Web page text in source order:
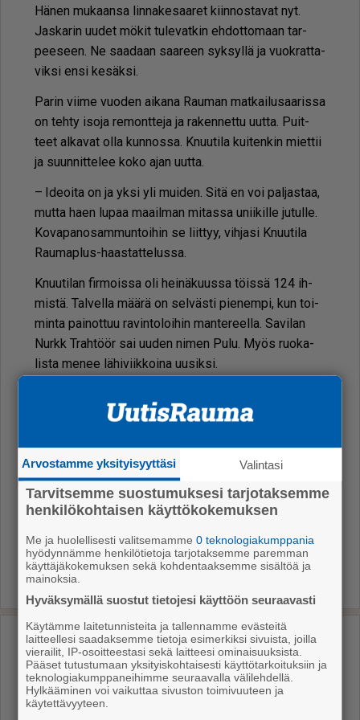
Hä­nen mu­kaan­sa lin­na­ke­saa­ret kiin­nos­ta­vat nyt.
Jas­ka­rin uu­det mö­kit tu­le­vat­kin eh­dot­to­maan tar­
pee­seen. Ne saa­daan saa­reen syk­syl­lä ja vuok­rat­ta­
vik­si en­si ke­säk­si.
Pa­rin vii­me vuo­den ai­ka­na Rau­man mat­kai­lu­saa­ris­sa
on teh­ty iso­ja re­mont­te­ja ja ra­ken­net­tu uut­ta. Puit­
teet al­ka­vat ol­la kun­nos­sa. Knuu­ti­la kui­ten­kin miet­tii
ja suun­nit­te­lee koko ajan uut­ta.
– Ide­oi­ta on ja yk­si yli mui­den. Sitä en voi pal­jas­taa,
mut­ta haen lu­paa maa­il­man mi­tas­sa unii­kil­le ju­tul­le.
Ko­va­pa­no­sam­mun­toi­hin se liit­tyy, vih­ja­si Knuu­ti­la
Rau­map­lus-haas­tat­te­lus­sa.
Knuu­ti­lan fir­mois­sa oli hei­nä­kuus­sa töis­sä 124 ih­
mis­tä. Tal­vel­la mää­rä on sel­väs­ti pie­nem­pi, kun toi­
min­ta pai­not­tuu ra­vin­to­loi­hin man­te­reel­la. Sa­vi­lan
Nurkk Trah­töör sai uu­den ni­men Pulu. Myös ruo­ka­
lis­ta me­nee lä­hi­viik­koi­na uu­sik­si.
Ris­to Lei­non ja Jan­ne Ran­ta­sen juon­ta­mat Rau­map­
lus-pod­cas­tit löy­ty­vät Spo­ti­fy-pal­ve­lus­ta.
Link­ki vii­kon jak­soon
Raumaplus
Uusimmat
Ikäihmisille kaupatut ilmanvaihtopalvelut
käynnistivät laajan esitutkinnan
Arvostamme yksityisyyttäsi Valintasi
Tarvitsemme suostumuksesi tarjotaksemme
henkilökohtaisen käyttökokemuksen
Me ja huolellisesti valitsemamme0 teknologiakumppania
hyödynnämme henkilötietoja tarjotaksemme paremman
käyttäjäkokemuksen sekä kohdentaaksemme sisältöä ja
mainoksia.
Hyväksymällä suostut tietojesi käyttöön seuraavasti
Käytämme laitetunnisteita ja tallennamme evästeitä
laitteellesi saadaksemme tietoja esimerkiksi sivuista, joilla
vierailit, IP-osoitteestasi sekä laitteesi ominaisuuksista.
Pääset tutustumaan yksityiskohtaisesti käyttötarkoituksiin ja
teknologiakumppaneihimme seuraavalla välilehdellä.
Hylkääminen voi vaikuttaa sivuston toimivuuteen ja
käytettävyyteen.